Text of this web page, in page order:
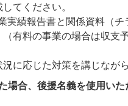
てください。
実績報告書と関係資料（
有料の事業の場合は収支
に応じた対策を講じなが
場合、後援名義を使用い